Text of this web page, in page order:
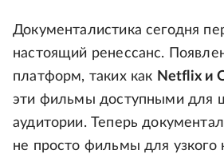
Документалистика сегодня
настоящий ренессанс.
платформ, таких как Netflix и
эти фильмы доступными для
аудитории. Теперь
не просто фильмы для узкого